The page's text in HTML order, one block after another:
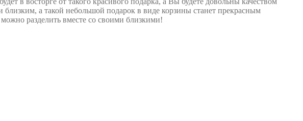
а такой небольшой подарок в виде корзины станет прекрасным
разделить вместе со своими близкими!